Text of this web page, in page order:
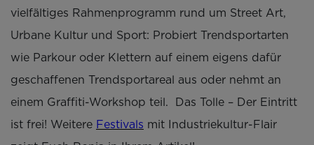
vielfältiges Rahmenprogramm rund um Street Art,
Urbane Kultur und Sport: Probiert Trendsportarten
wie Parkour oder Klettern auf einem eigens dafür
geschaffenen Trendsportareal aus oder nehmt an
einem Graffiti-Workshop teil. Das Tolle – Der Eintritt
ist frei! Weitere Festivals mit Industriekultur-Flair